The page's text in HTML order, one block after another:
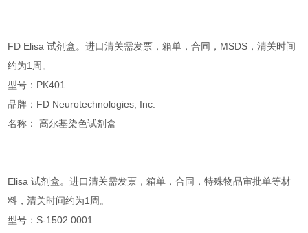
FD Elisa 试剂盒。进口清关需发票，箱单，合同，MSDS，清关时间
约为1周。
型号：PK401
品牌：FD Neurotechnologies, Inc.
名称： 高尔基染色试剂盒
Elisa 试剂盒。进口清关需发票，箱单，合同，特殊物品审批单等材
料，清关时间约为1周。
型号：S-1502.0001